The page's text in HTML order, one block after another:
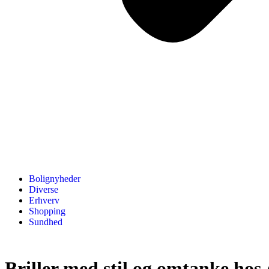
Bolignyheder
Diverse
Erhverv
Shopping
Sundhed